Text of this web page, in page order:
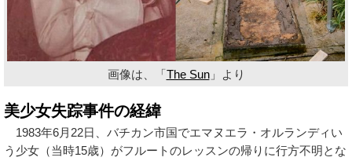
画像は、「The Sun」より
美少女失踪事件の経緯
1983年6月22日、バチカン市国でエマヌエラ・オルランディい
う少女（当時15歳）がフルートのレッスンの帰りに行方不明とな